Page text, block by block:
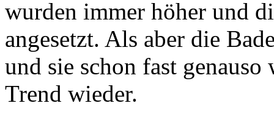
wurden immer höher und
angesetzt. Als aber die
und sie schon fast
Trend wieder.